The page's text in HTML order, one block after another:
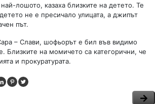
лошото, казаха близките на детето. Те
не е пресичало улицата, а джипът
път.
– Слави, шофьорът е бил във видимо
Близките на момичето са категорични, че
и прокуратурата.